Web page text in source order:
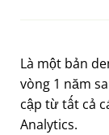
Là một bản
vòng 1 năm
cập từ tất cả
Analytics.